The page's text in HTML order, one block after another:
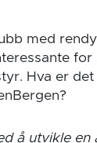
med
Hva er
å utvikle